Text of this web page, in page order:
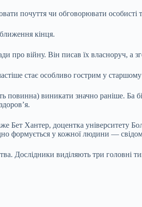
почуття чи обговорювати особисті
кінця.
про війну. Він писав їх власноруч, а
стає особливо гострим у старшому
повинна) виникати значно раніше. Ба
Бет Хантер, доцентка університету
формується у кожної людини —
Дослідники виділяють три головні